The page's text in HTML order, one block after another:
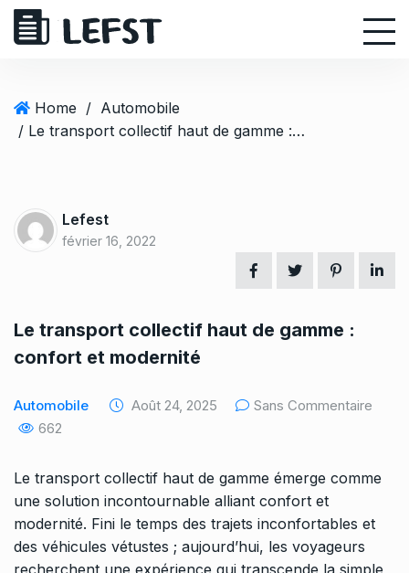
Home / Automobile
/ Le transport collectif haut de gamme : confort et modernité
Lefest
février 16, 2022
Le transport collectif haut de gamme :
confort et modernité
Automobile Août 24, 2025
Sans Commentaire
662
Le transport collectif haut de gamme émerge comme
une solution incontournable alliant confort et
modernité. Fini le temps des trajets inconfortables et
des véhicules vétustes ; aujourd’hui, les voyageurs
recherchent une expérience qui transcende la simple